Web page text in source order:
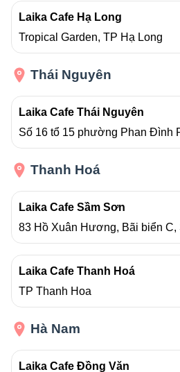
Laika Cafe Hạ Long
Tropical Garden, TP Hạ Long
Thái Nguyên
Laika Cafe Thái Nguyên
Số 16 tổ 15 phường Phan Đình
Thanh Hoá
Laika Cafe Sầm Sơn
83 Hồ Xuân Hương, Bãi biển C,
Laika Cafe Thanh Hoá
TP Thanh Hoa
Hà Nam
Laika Cafe Đồng Văn